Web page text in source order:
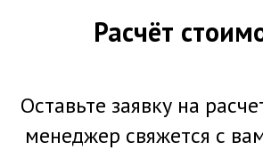
Расчёт
Оставьте заявку на
менеджер свяжется с